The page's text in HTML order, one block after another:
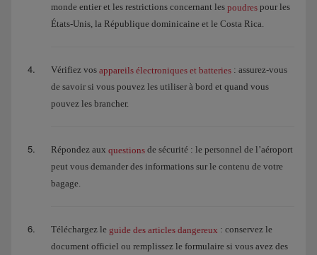
monde entier et les restrictions concernant les poudres pour les
États-Unis, la République dominicaine et le Costa Rica.
Vérifiez vos appareils électroniques et batteries : assurez-vous
de savoir si vous pouvez les utiliser à bord et quand vous
pouvez les brancher.
Répondez aux questions de sécurité : le personnel de l’aéroport
peut vous demander des informations sur le contenu de votre
bagage.
Téléchargez le guide des articles dangereux : conservez le
document officiel ou remplissez le formulaire si vous avez des